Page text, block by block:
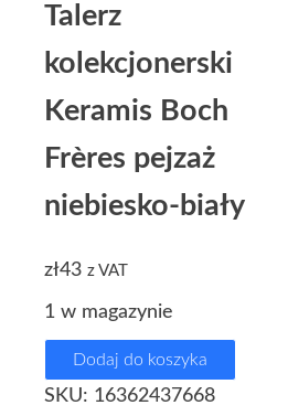
Talerz
kolekcjonerski
Keramis Boch
Frères pejzaż
niebiesko-biały
zł43 z VAT
1 w magazynie
Dodaj do koszyka
SKU: 16362437668